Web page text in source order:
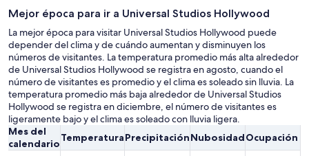
Mejor época para ir a Universal Studios Hollywood
La mejor época para visitar Universal Studios Hollywood puede
depender del clima y de cuándo aumentan y disminuyen los
números de visitantes. La temperatura promedio más alta alrededor
de Universal Studios Hollywood se registra en agosto, cuando el
número de visitantes es promedio y el clima es soleado sin lluvia. La
temperatura promedio más baja alrededor de Universal Studios
Hollywood se registra en diciembre, el número de visitantes es
ligeramente bajo y el clima es soleado con lluvia ligera.
Mes del
calendarioTemperaturaPrecipitaciónNubosidadOcupación